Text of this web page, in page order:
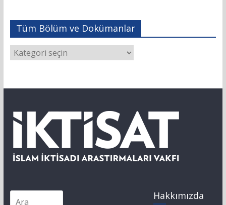
Tüm Bölüm ve Dokümanlar
Hakkımızda